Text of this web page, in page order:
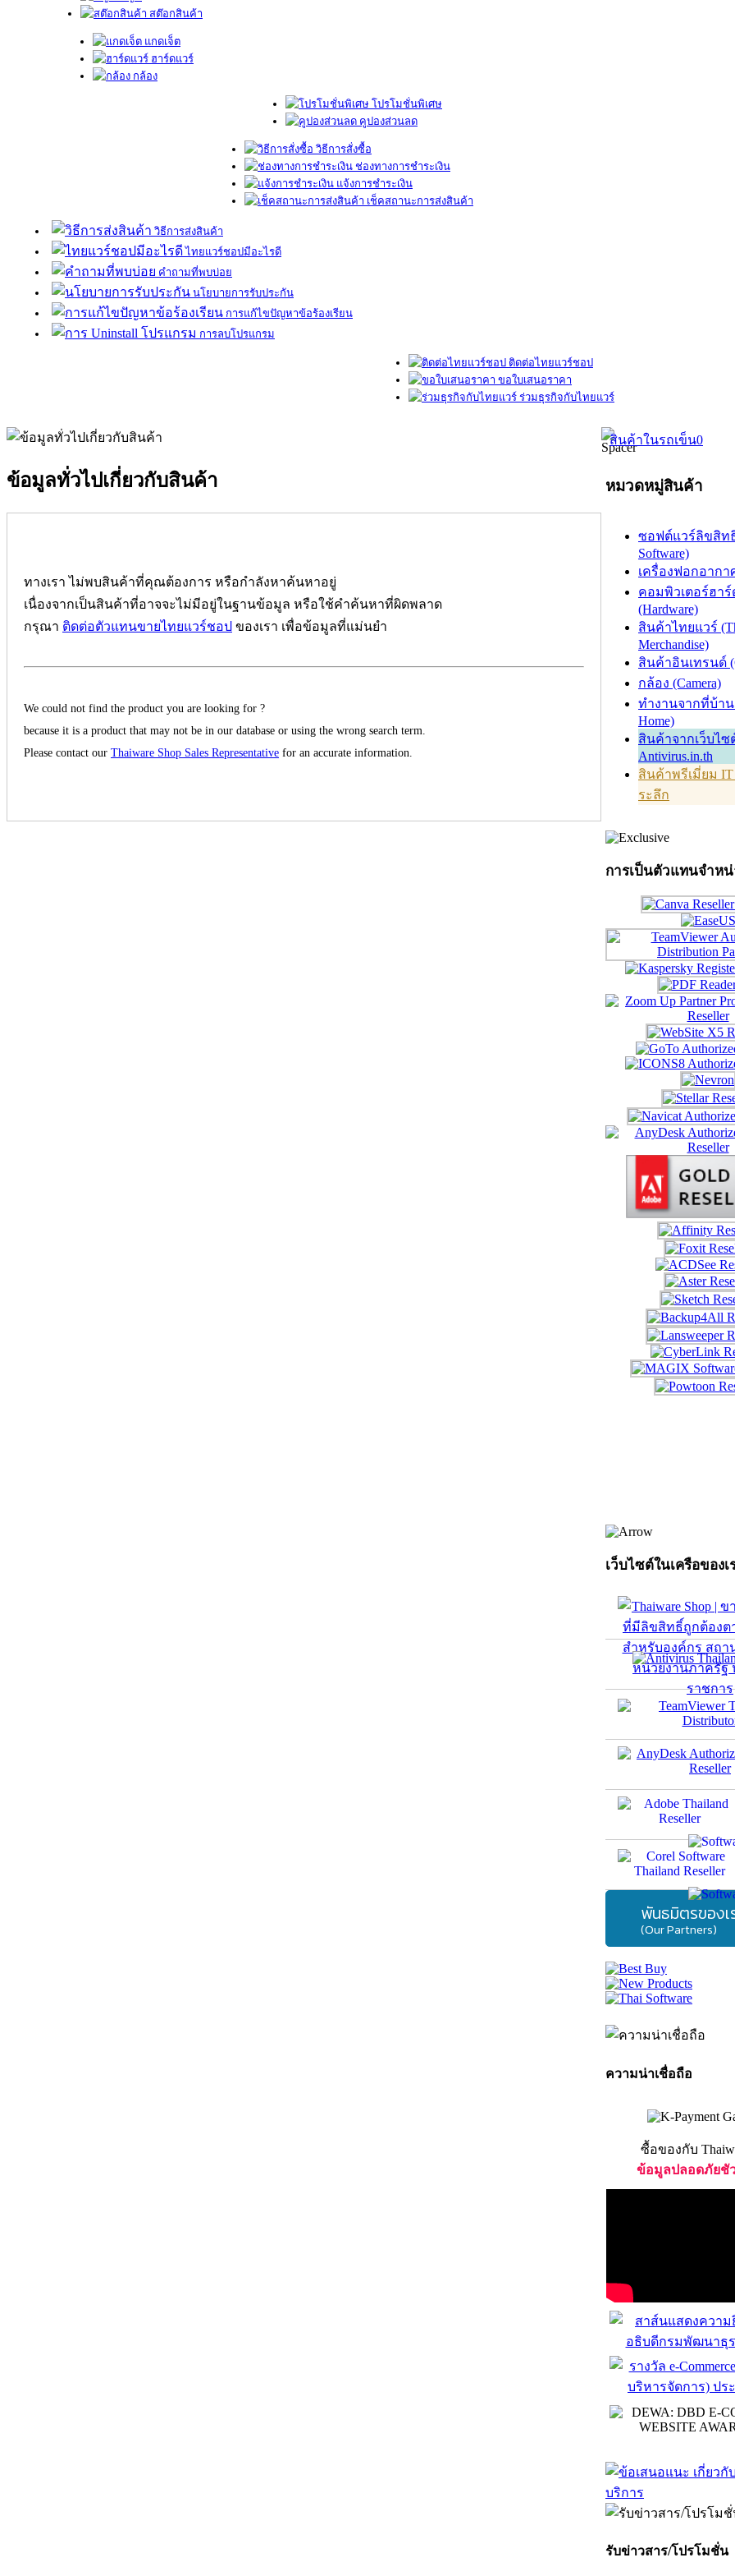
สต๊อกสินค้า
แกดเจ็ต
ฮาร์ดแวร์
กล้อง
โปรโมชั่นพิเศษ
คูปองส่วนลด
วิธีการสั่งซื้อ
ช่องทางการชำระเงิน
แจ้งการชำระเงิน
เช็คสถานะการส่งสินค้า
วิธีการส่งสินค้า
ไทยแวร์ชอปมีอะไรดี
คำถามที่พบบ่อย
นโยบายการรับประกัน
การแก้ไขปัญหาข้อร้องเรียน
การลบโปรแกรม
ติดต่อไทยแวร์ชอป
ขอใบเสนอราคา
ร่วมธุรกิจกับไทยแวร์
ข้อมูลทั่วไปเกี่ยวกับสินค้า
ทางเรา ไม่พบสินค้าที่คุณต้องการ หรือกำลังหาค้นหาอยู่
เนื่องจากเป็นสินค้าที่อาจจะไม่มีอยู่ในฐานข้อมูล หรือใช้คำค้นหาที่ผิดพลาด
กรุณา ติดต่อตัวแทนขายไทยแวร์ชอป ของเรา เพื่อข้อมูลที่แม่นยำ
We could not find the product you are looking for ?
because it is a product that may not be in our database or using the wrong search term.
Please contact our Thaiware Shop Sales Representative for an accurate information.
สินค้าในรถเข็น0
หมวดหมู่สินค้า
ซอฟต์แวร์ลิขสิทธิ์
Software)
เครื่องฟอกอากา
คอมพิวเตอร์ฮาร์
(Hardware)
สินค้าไทยแวร์
Merchandise)
สินค้าอินเทรนด์
กล้อง (Camera)
ทำงานจากที่บ้าน
Home)
สินค้าจากเว็บไซ
Antivirus.in.th
สินค้าพรีเมี่ยม
ระลึก
การเป็นตัวแทนจำห
เว็บไซต์ในเครือของเ
พันธมิตรของเ
(Our Partners)
ความน่าเชื่อถือ
ซื้อของกับ
ข้อมูลปลอดภัยชัว
รับข่าวสาร/โปรโมชั่น